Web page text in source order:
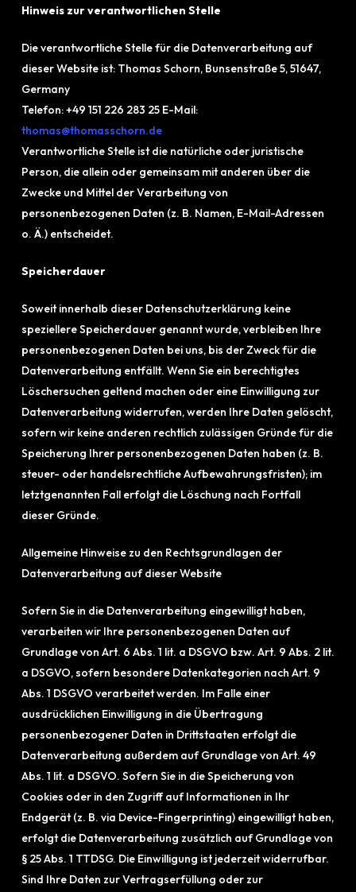
Hinweis zur verantwortlichen Stelle
Die verantwortliche Stelle für die Datenverarbeitung auf
dieser Website ist: Thomas Schorn, Bunsenstraße 5, 51647,
Germany
Telefon: +49 151 226 283 25 E-Mail:
thomas@thomasschorn.de
Verantwortliche Stelle ist die natürliche oder juristische
Person, die allein oder gemeinsam mit anderen über die
Zwecke und Mittel der Verarbeitung von
personenbezogenen Daten (z. B. Namen, E-Mail-Adressen
o. Ä.) entscheidet.
Speicherdauer
Soweit innerhalb dieser Datenschutzerklärung keine
speziellere Speicherdauer genannt wurde, verbleiben Ihre
personenbezogenen Daten bei uns, bis der Zweck für die
Datenverarbeitung entfällt. Wenn Sie ein berechtigtes
Löschersuchen geltend machen oder eine Einwilligung zur
Datenverarbeitung widerrufen, werden Ihre Daten gelöscht,
sofern wir keine anderen rechtlich zulässigen Gründe für die
Speicherung Ihrer personenbezogenen Daten haben (z. B.
steuer- oder handelsrechtliche Aufbewahrungsfristen); im
letztgenannten Fall erfolgt die Löschung nach Fortfall
dieser Gründe.
Allgemeine Hinweise zu den Rechtsgrundlagen der
Datenverarbeitung auf dieser Website
Sofern Sie in die Datenverarbeitung eingewilligt haben,
verarbeiten wir Ihre personenbezogenen Daten auf
Grundlage von Art. 6 Abs. 1 lit. a DSGVO bzw. Art. 9 Abs. 2 lit.
a DSGVO, sofern besondere Datenkategorien nach Art. 9
Abs. 1 DSGVO verarbeitet werden. Im Falle einer
ausdrücklichen Einwilligung in die Übertragung
personenbezogener Daten in Drittstaaten erfolgt die
Datenverarbeitung außerdem auf Grundlage von Art. 49
Abs. 1 lit. a DSGVO. Sofern Sie in die Speicherung von
Cookies oder in den Zugriff auf Informationen in Ihr
Endgerät (z. B. via Device-Fingerprinting) eingewilligt haben,
erfolgt die Datenverarbeitung zusätzlich auf Grundlage von
§ 25 Abs. 1 TTDSG. Die Einwilligung ist jederzeit widerrufbar.
Sind Ihre Daten zur Vertragserfüllung oder zur